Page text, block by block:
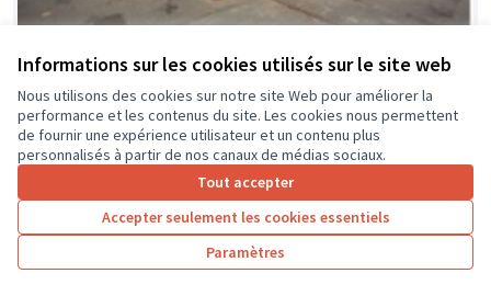
Informations sur les cookies utilisés sur le site web
Nous utilisons des cookies sur notre site Web pour améliorer la
performance et les contenus du site. Les cookies nous permettent
de fournir une expérience utilisateur et un contenu plus
personnalisés à partir de nos canaux de médias sociaux.
Tout accepter
Accepter seulement les cookies essentiels
Paramètres
Aménager la salle de motricité
maternelle
vote
ISAMBERT
0 0